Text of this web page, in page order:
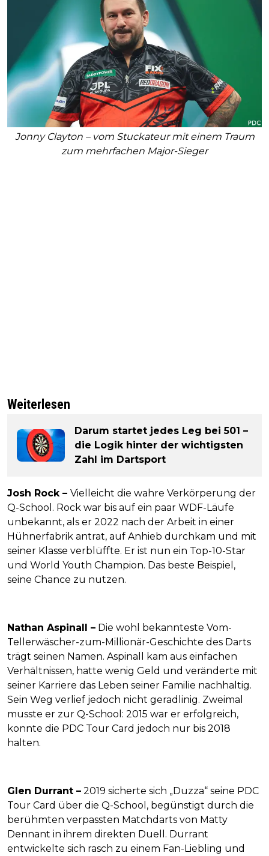
Jonny Clayton – vom Stuckateur mit einem Traum
zum mehrfachen Major-Sieger
Weiterlesen
Darum startet jedes Leg bei 501 –
die Logik hinter der wichtigsten
Zahl im Dartsport
Josh Rock – Vielleicht die wahre Verkörperung der
Q-School. Rock war bis auf ein paar WDF-Läufe
unbekannt, als er 2022 nach der Arbeit in einer
Hühnerfabrik antrat, auf Anhieb durchkam und mit
seiner Klasse verblüffte. Er ist nun ein Top-10-Star
und World Youth Champion. Das beste Beispiel,
seine Chance zu nutzen.
Nathan Aspinall – Die wohl bekannteste Vom-
Tellerwäscher-zum-Millionär-Geschichte des Darts
trägt seinen Namen. Aspinall kam aus einfachen
Verhältnissen, hatte wenig Geld und veränderte mit
seiner Karriere das Leben seiner Familie nachhaltig.
Sein Weg verlief jedoch nicht geradlinig. Zweimal
musste er zur Q-School: 2015 war er erfolgreich,
konnte die PDC Tour Card jedoch nur bis 2018
halten.
Glen Durrant – 2019 sicherte sich „Duzza“ seine PDC
Tour Card über die Q-School, begünstigt durch die
berühmten verpassten Matchdarts von Matty
Dennant in ihrem direkten Duell. Durrant
entwickelte sich rasch zu einem Fan-Liebling und